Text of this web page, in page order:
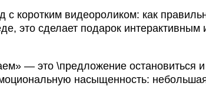
коротким видеороликом: как
это сделает подарок
— это \предложение остановиться и
насыщенность: